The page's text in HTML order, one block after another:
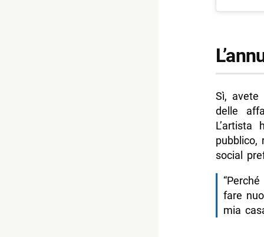
Sì,
delle
pubblico,
social
fare
mia